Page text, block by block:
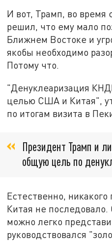
И вот, Трамп, во время
решил, что ему мало
Ближнем Востоке и
якобы необходимо
Потому что.
"Денуклеаризация
целью США и Китая",
по итогам визита в
Президент Трамп и
общую цель по
Естественно,
Китая не последовало.
можно легко
руководствовался